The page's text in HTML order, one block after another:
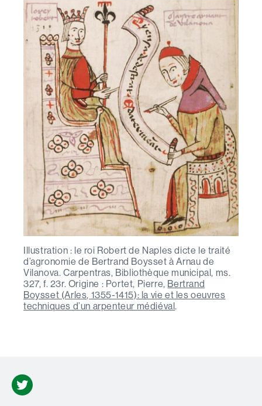
Illustration : le roi Robert de Naples dicte le traité
d’agronomie de Bertrand Boysset à Arnau de
Vilanova. Carpentras, Bibliothèque municipal, ms.
327, f. 23r. Origine : Portet, Pierre, Bertrand
Boysset (Arles, 1355-1415): la vie et les oeuvres
techniques d’un arpenteur médiéval.
Twitter